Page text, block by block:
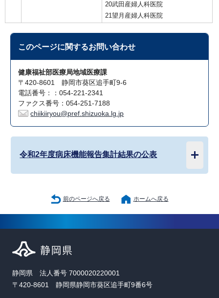
20武田産婦人科医院
21望月産婦人科医院
このページに関するお問い合わせ
健康福祉部医療局地域医療課
〒420-8601 静岡市葵区追手町9-6
電話番号：：054-221-2341
ファクス番号：054-251-7188
chiikiiryou@pref.shizuoka.lg.jp
令和2年度病床機能報告集計結果の公表
前のページへ戻る ホームへ戻る
静岡県 法人番号 7000020220001
〒420-8601 静岡県静岡市葵区追手町9番6号